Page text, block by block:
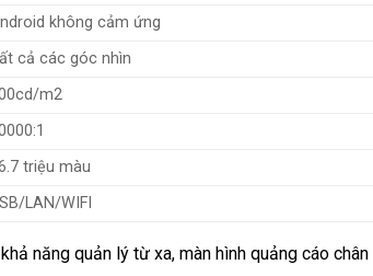
không cảm ứng
cả các góc nhìn
m2
triệu màu
LAN/WIFI
năng quản lý từ xa, màn hình quảng cáo